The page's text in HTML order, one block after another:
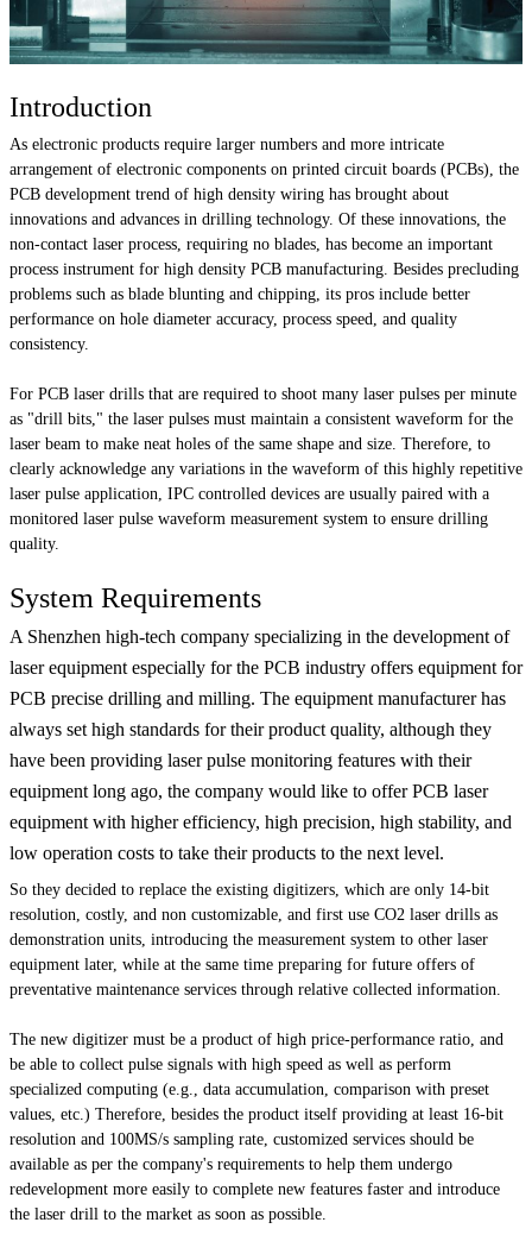
Introduction
As electronic products require larger numbers and more intricate
arrangement of electronic components on printed circuit boards (PCBs), the
PCB development trend of high density wiring has brought about
innovations and advances in drilling technology. Of these innovations, the
non-contact laser process, requiring no blades, has become an important
process instrument for high density PCB manufacturing. Besides precluding
problems such as blade blunting and chipping, its pros include better
performance on hole diameter accuracy, process speed, and quality
consistency.
For PCB laser drills that are required to shoot many laser pulses per minute
as "drill bits," the laser pulses must maintain a consistent waveform for the
laser beam to make neat holes of the same shape and size. Therefore, to
clearly acknowledge any variations in the waveform of this highly repetitive
laser pulse application, IPC controlled devices are usually paired with a
monitored laser pulse waveform measurement system to ensure drilling
quality.
System Requirements
A Shenzhen high-tech company specializing in the development of
laser equipment especially for the PCB industry offers equipment for
PCB precise drilling and milling. The equipment manufacturer has
always set high standards for their product quality, although they
have been providing laser pulse monitoring features with their
equipment long ago, the company would like to offer PCB laser
equipment with higher efficiency, high precision, high stability, and
low operation costs to take their products to the next level.
So they decided to replace the existing digitizers, which are only 14-bit
resolution, costly, and non customizable, and first use CO2 laser drills as
demonstration units, introducing the measurement system to other laser
equipment later, while at the same time preparing for future offers of
preventative maintenance services through relative collected information.
The new digitizer must be a product of high price-performance ratio, and
be able to collect pulse signals with high speed as well as perform
specialized computing (e.g., data accumulation, comparison with preset
values, etc.) Therefore, besides the product itself providing at least 16-bit
resolution and 100MS/s sampling rate, customized services should be
available as per the company's requirements to help them undergo
redevelopment more easily to complete new features faster and introduce
the laser drill to the market as soon as possible.